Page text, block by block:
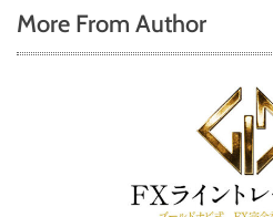
More From Author